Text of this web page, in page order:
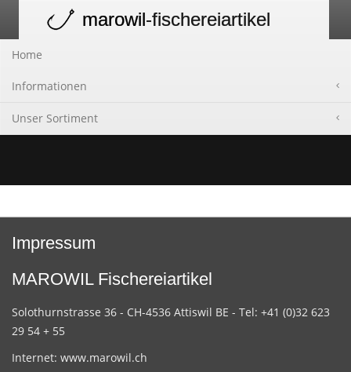
navigation
marowil-fischereiartikel
Home
Informationen
Unser Sortiment
Impressum
MAROWIL Fischereiartikel
Solothurnstrasse 36 - CH-4536 Attiswil BE - Tel: +41 (0)32 623
29 54 + 55
Internet: www.marowil.ch